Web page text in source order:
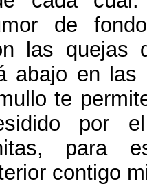
de
las quejas
abajo en las
te
por
para
contigo